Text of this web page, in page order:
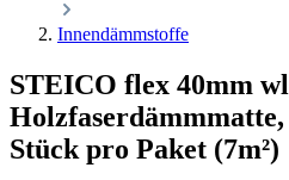
Innendämmstoffe
STEICO flex 40mm
Holzfaserdämmmatte,
Stück pro Paket (7m²)